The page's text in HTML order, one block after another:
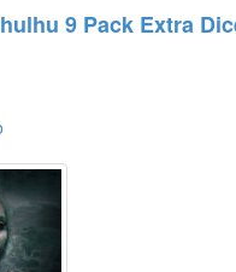
9 Pack Extra